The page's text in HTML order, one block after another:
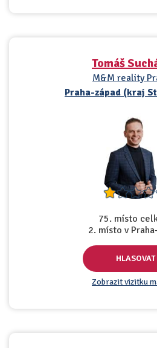
Tomáš
M&M reality
Praha-západ (kraj
75. místo
2. místo v
HLASOVAT
Zobrazit vizitku